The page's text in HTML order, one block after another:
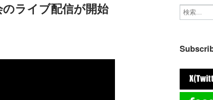
ライブ配信が開始